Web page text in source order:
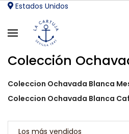
Estados Unidos
Colección
Coleccion Ochavada Blanca
Coleccion Ochavada Blanca
Los más vendidos